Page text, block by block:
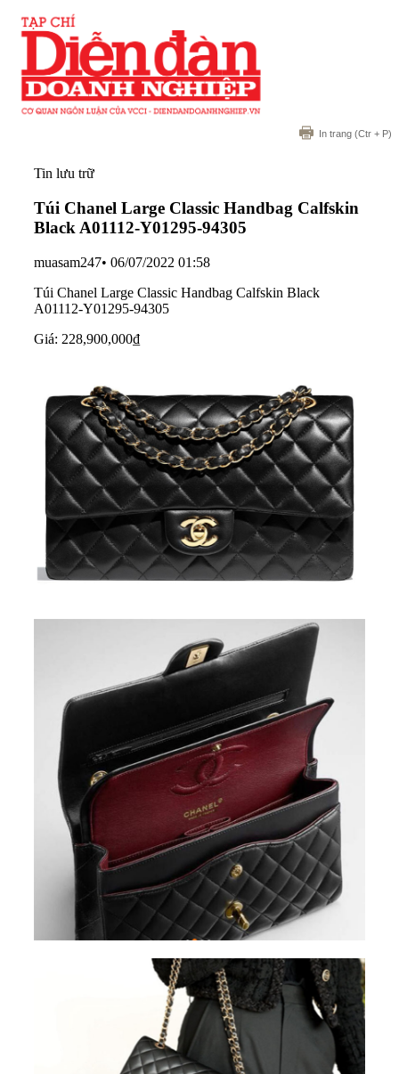
In trang (Ctr + P)
Tin lưu trữ
Túi Chanel Large Classic Handbag Calfskin
Black A01112-Y01295-94305
muasam247• 06/07/2022 01:58
Túi Chanel Large Classic Handbag Calfskin Black
A01112-Y01295-94305
Giá: 228,900,000₫